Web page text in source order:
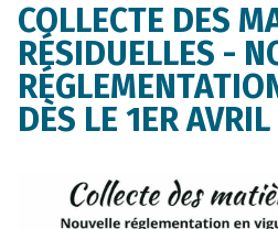
COLLECTE DES
RÉSIDUELLES -
DÈS LE 1ER